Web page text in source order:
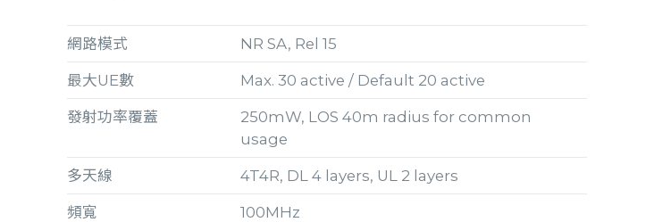
網路模式 NR SA, Rel 15
最大UE數 Max. 30 active / Default 20 active
發射功率覆蓋
250mW, LOS 40m radius for common
usage
多天線 4T4R, DL 4 layers, UL 2 layers
頻寬 100MHz